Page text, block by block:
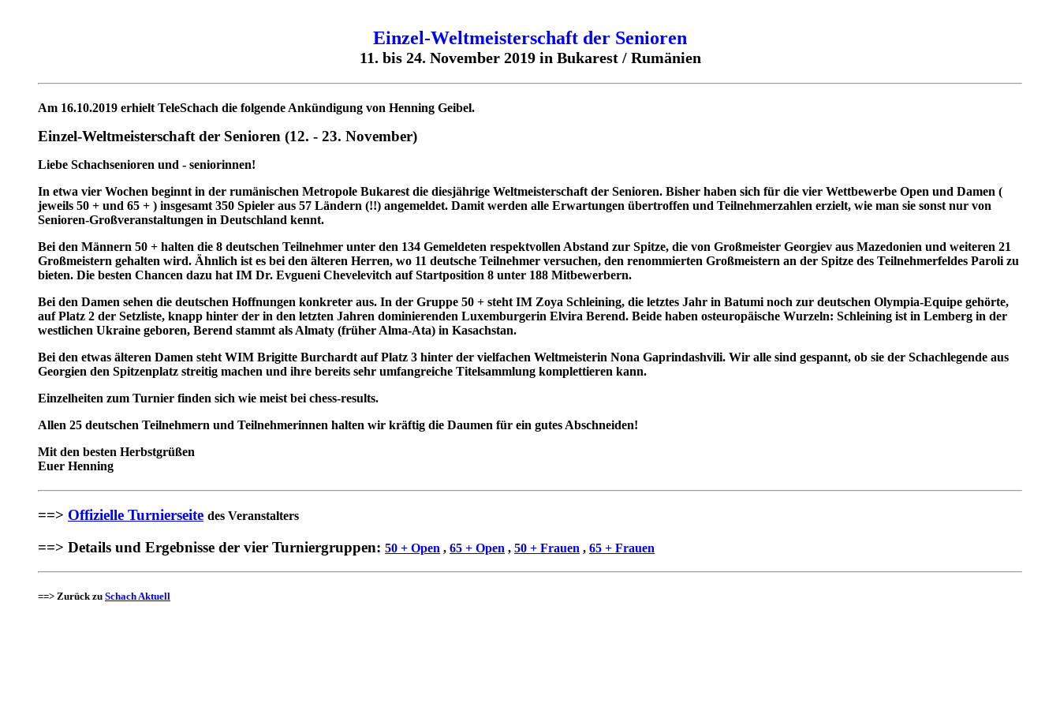
Einzel-Weltmeisterschaft der Senioren
11. bis 24. November 2019 in Bukarest / Rumänien
Am 16.10.2019 erhielt TeleSchach die folgende Ankündigung von Henning Geibel.
Einzel-Weltmeisterschaft der Senioren (12. - 23. November)
Liebe Schachsenioren und - seniorinnen!
In etwa vier Wochen beginnt in der rumänischen Metropole Bukarest die diesjährige Weltmeisterschaft der Senioren. Bisher haben sich für die vier Wettbewerbe Open und Damen (
jeweils 50 + und 65 + ) insgesamt 350 Spieler aus 57 Ländern (!!) angemeldet. Damit werden alle Erwartungen übertroffen und Teilnehmerzahlen erzielt, wie man sie sonst nur von
Senioren-Großveranstaltungen in Deutschland kennt.
Bei den Männern 50 + halten die 8 deutschen Teilnehmer unter den 134 Gemeldeten respektvollen Abstand zur Spitze, die von Großmeister Georgiev aus Mazedonien und weiteren 21
Großmeistern gehalten wird. Ähnlich ist es bei den älteren Herren, wo 11 deutsche Teilnehmer versuchen, den renommierten Großmeistern an der Spitze des Teilnehmerfeldes Paroli zu
bieten. Die besten Chancen dazu hat IM Dr. Evgueni Chevelevitch auf Startposition 8 unter 188 Mitbewerbern.
Bei den Damen sehen die deutschen Hoffnungen konkreter aus. In der Gruppe 50 + steht IM Zoya Schleining, die letztes Jahr in Batumi noch zur deutschen Olympia-Equipe gehörte,
auf Platz 2 der Setzliste, knapp hinter der in den letzten Jahren dominierenden Luxemburgerin Elvira Berend. Beide haben osteuropäische Wurzeln: Schleining ist in Lemberg in der
westlichen Ukraine geboren, Berend stammt als Almaty (früher Alma-Ata) in Kasachstan.
Bei den etwas älteren Damen steht WIM Brigitte Burchardt auf Platz 3 hinter der vielfachen Weltmeisterin Nona Gaprindashvili. Wir alle sind gespannt, ob sie der Schachlegende aus
Georgien den Spitzenplatz streitig machen und ihre bereits sehr umfangreiche Titelsammlung komplettieren kann.
Einzelheiten zum Turnier finden sich wie meist bei chess-results.
Allen 25 deutschen Teilnehmern und Teilnehmerinnen halten wir kräftig die Daumen für ein gutes Abschneiden!
Mit den besten Herbstgrüßen
Euer Henning
==> Offizielle Turnierseite des Veranstalters
==> Details und Ergebnisse der vier Turniergruppen: 50 + Open , 65 + Open , 50 + Frauen , 65 + Frauen
==> Zurück zu Schach Aktuell